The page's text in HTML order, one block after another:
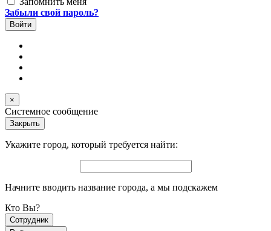
Забыли свой пароль?
×
Системное сообщение
Закрыть
Укажите город, который требуется найти:
Начните вводить название города, а мы подскажем
Кто Вы?
Сотрудник